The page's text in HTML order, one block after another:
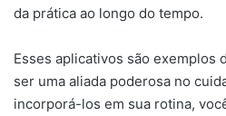
da prática ao longo do tempo.
Esses aplicativos são exemplos
ser uma aliada poderosa no
incorporá-los em sua rotina,